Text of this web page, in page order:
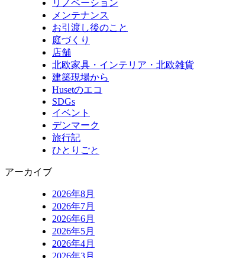
リノベーション
メンテナンス
お引渡し後のこと
庭づくり
店舗
北欧家具・インテリア・北欧雑貨
建築現場から
Husetのエコ
SDGs
イベント
デンマーク
旅行記
ひとりごと
アーカイブ
2026年8月
2026年7月
2026年6月
2026年5月
2026年4月
2026年3月